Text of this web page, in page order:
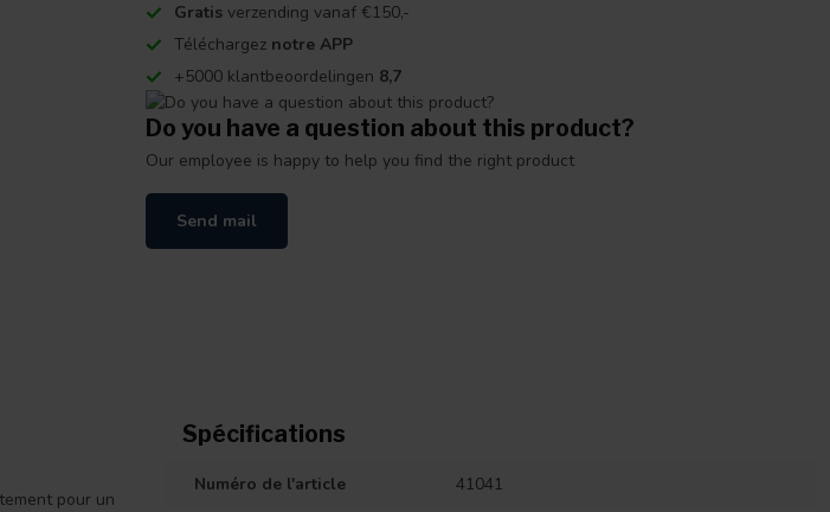
Gratis verzending vanaf €150,-
Téléchargez notre APP
+5000 klantbeoordelingen 8,7
Do you have a question about this product?
Our employee is happy to help you find the right product
Send mail
pour un
Spécifications
Numéro de l'article 41041